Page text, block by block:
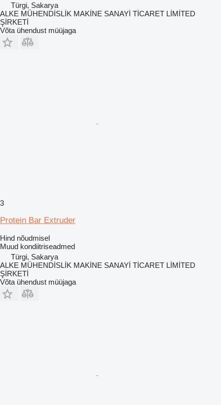
Türgi, Sakarya
ALKE MÜHENDİSLİK MAKİNE SANAYİ TİCARET LİMİTED
ŞİRKETİ
Võta ühendust müüjaga
3
Protein Bar Extruder
Hind nõudmisel
Muud kondiitriseadmed
Türgi, Sakarya
ALKE MÜHENDİSLİK MAKİNE SANAYİ TİCARET LİMİTED
ŞİRKETİ
Võta ühendust müüjaga